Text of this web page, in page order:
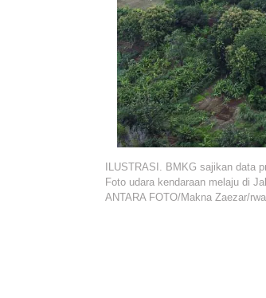
ILUSTRASI. BMKG sajikan data
Foto udara kendaraan melaju di
ANTARA FOTO/Makna Zaezar/